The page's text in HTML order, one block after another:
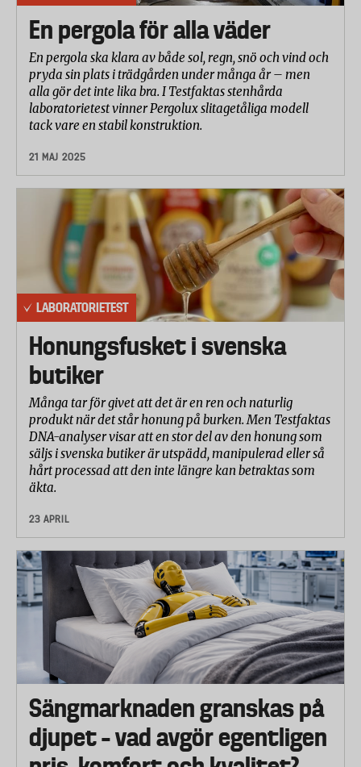
En pergola för alla väder
En pergola ska klara av både sol, regn, snö och vind och
pryda sin plats i trädgården under många år – men
alla gör det inte lika bra. I Testfaktas stenhårda
laboratorietest vinner Pergolux slitagetåliga modell
tack vare en stabil konstruktion.
21 MAJ 2025
LABORATORIETEST
Honungsfusket i svenska
butiker
Många tar för givet att det är en ren och naturlig
produkt när det står honung på burken. Men Testfaktas
DNA-analyser visar att en stor del av den honung som
säljs i svenska butiker är utspädd, manipulerad eller så
hårt processad att den inte längre kan betraktas som
äkta.
23 APRIL
Sängmarknaden granskas på
djupet – vad avgör egentligen